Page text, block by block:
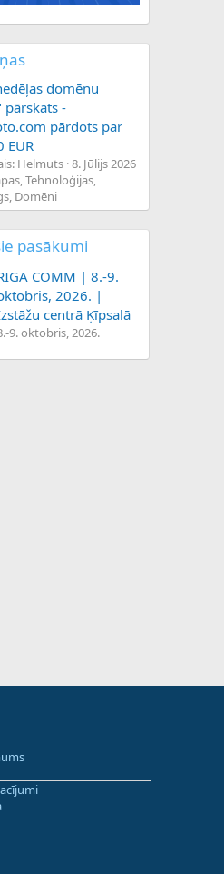
domēnu
pārskats -
pārdots par
EUR
Helmuts 8. Jūlijs 2026
Tehnoloģijas,
Domēni
pasākumi
COMM | 8.-9.
2026. |
centrā Ķīpsalā
9. oktobris, 2026.